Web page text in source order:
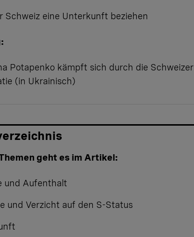
Schweiz eine Unterkunft beziehen​
Potapenko kämpft sich durch die Schweizer
(in Ukrainisch)
geht es im Artikel:
und Aufenthalt
und Verzicht auf den S-Status